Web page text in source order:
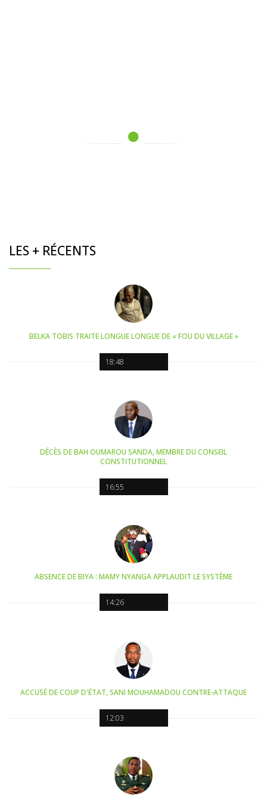
LES + RÉCENTS
18:48
BELKA TOBIS TRAITE LONGUE LONGUE DE « FOU DU VILLAGE »
16:55
DÉCÈS DE BAH OUMAROU SANDA, MEMBRE DU CONSEIL
CONSTITUTIONNEL
14:26
ABSENCE DE BIYA : MAMY NYANGA APPLAUDIT LE SYSTÈME
12:03
ACCUSÉ DE COUP D'ÉTAT, SANI MOUHAMADOU CONTRE-ATTAQUE